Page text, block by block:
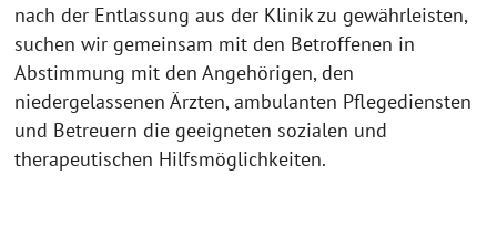
nach der Entlassung aus der Klinik zu gewährleisten,
suchen wir gemeinsam mit den Betroffenen in
Abstimmung mit den Angehörigen, den
niedergelassenen Ärzten, ambulanten Pflegediensten
und Betreuern die geeigneten sozialen und
therapeutischen Hilfsmöglichkeiten.